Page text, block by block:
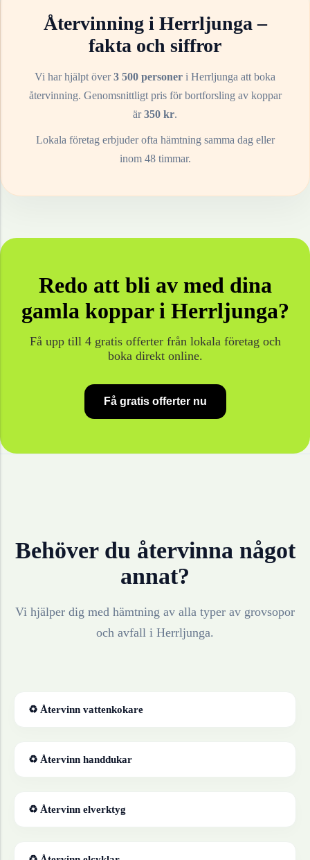
Återvinning i Herrljunga–
fakta och siffror
Vi har hjälpt över3 500 personer i Herrljunga att boka
återvinning. Genomsnittligt pris för bortforsling av koppar
är350 kr.
Lokala företag erbjuder ofta hämtning samma dag eller
inom 48 timmar.
Redo att bli av med dina
gamla koppari Herrljunga?
Få upp till 4 gratis offerter från lokala företag och
boka direkt online.
Få gratis offerter nu
Behöver du återvinna något
annat?
Vi hjälper dig med hämtning av alla typer av grovsopor
och avfall i Herrljunga.
♻ Återvinn vattenkokare
♻ Återvinn handdukar
♻ Återvinn elverktyg